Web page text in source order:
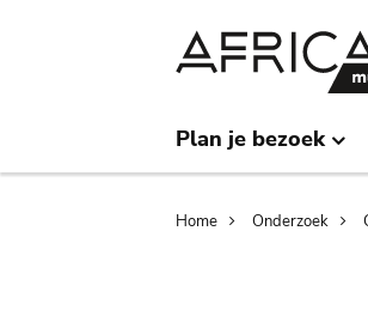
Plan je bezoek
Home Onderzoek